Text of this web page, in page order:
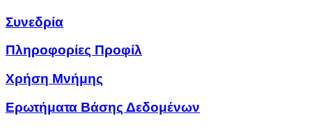
Συνεδρία
Πληροφορίες Προφίλ
Χρήση Μνήμης
Ερωτήματα Βάσης Δεδομένων